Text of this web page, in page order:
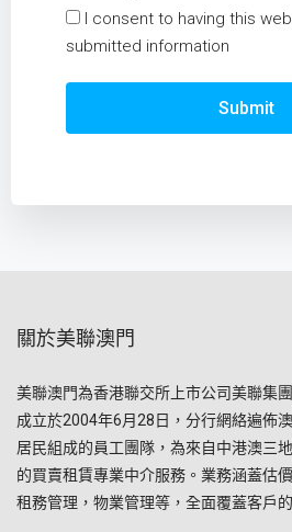
I consent to having this
submitted information
Submit
關於美聯澳門
美聯澳門為香港聯交所上市公司美聯集
成立於2004年6月28日，分行網絡遍佈
居民組成的員工團隊，為來自中港澳三
的買賣租賃專業中介服務。業務涵蓋估
租務管理，物業管理等，全面覆蓋客戶